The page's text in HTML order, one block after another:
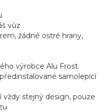
vůz
žádné ostré hrany,
výrobce Alu Frost
samolepící
stejný design, pouze